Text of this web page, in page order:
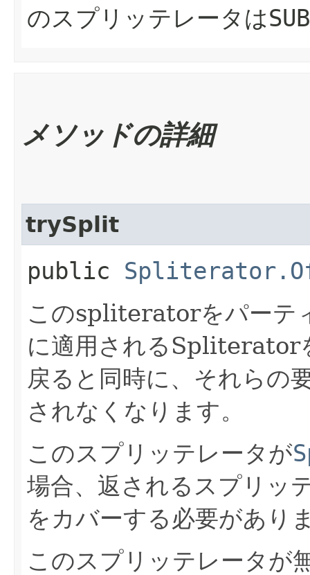
のスプリッテレータは
メソッドの詳細
trySplit
public
このspliteratorをパーテ
に適用されるSpliterator
戻ると同時に、それら
されなくなります。
このスプリッテレータが
場合、返されるスプリッ
をカバーする必要があり
このスプリッテレータが